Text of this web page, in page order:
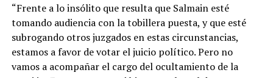
“Frente a lo insólito que resulta que Salmain esté
tomando audiencia con la tobillera puesta, y que esté
subrogando otros juzgados en estas circunstancias,
estamos a favor de votar el juicio político. Pero no
vamos a acompañar el cargo del ocultamiento de la